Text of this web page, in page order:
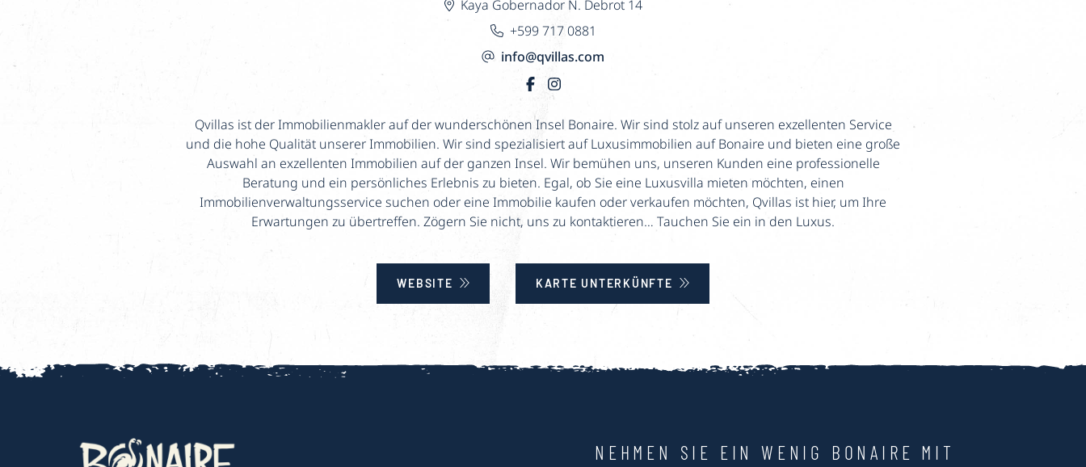
Kaya Gobernador N. Debrot 14
+599 717 0881
info@qvillas.com
Qvillas ist der Immobilienmakler auf der wunderschönen Insel Bonaire. Wir sind stolz auf unseren exzellenten Service
und die hohe Qualität unserer Immobilien. Wir sind spezialisiert auf Luxusimmobilien auf Bonaire und bieten eine große
Auswahl an exzellenten Immobilien auf der ganzen Insel. Wir bemühen uns, unseren Kunden eine professionelle
Beratung und ein persönliches Erlebnis zu bieten. Egal, ob Sie eine Luxusvilla mieten möchten, einen
Immobilienverwaltungsservice suchen oder eine Immobilie kaufen oder verkaufen möchten, Qvillas ist hier, um Ihre
Erwartungen zu übertreffen. Zögern Sie nicht, uns zu kontaktieren… Tauchen Sie ein in den Luxus.
WEBSITE KARTE UNTERKÜNFTE
NEHMEN SIE EIN WENIG BONAIRE MIT